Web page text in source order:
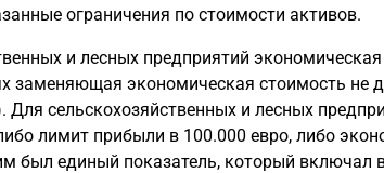
ограничения по стоимости активов.
и лесных предприятий
заменяющая экономическая стоимость не
Для сельскохозяйственных и лесных
лимит прибыли в 100.000 евро, либо
был единый показатель, который включал